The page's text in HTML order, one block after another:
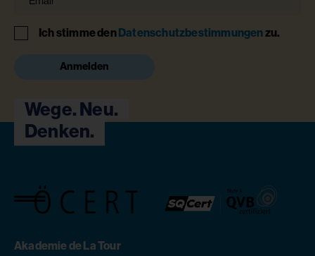
Hinweis
Ich stimme denDatenschutzbestimmungenzu.
Anmelden
Wege. Neu.
Denken.
Akademie de La Tour